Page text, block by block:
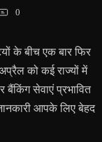
0
के बीच एक बार फिर
को कई राज्यों में
सेवाएं प्रभावित
आपके लिए बेहद